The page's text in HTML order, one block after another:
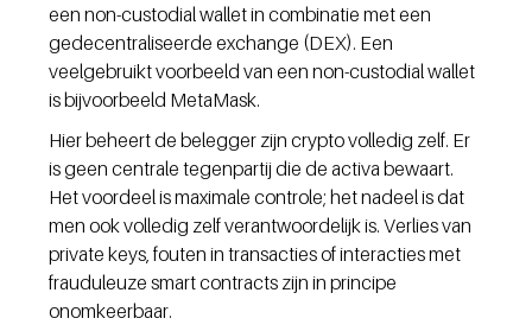
een non-custodial wallet in combinatie met een
gedecentraliseerde exchange (DEX). Een
veelgebruikt voorbeeld van een non-custodial wallet
is bijvoorbeeld MetaMask.
Hier beheert de belegger zijn crypto volledig zelf. Er
is geen centrale tegenpartij die de activa bewaart.
Het voordeel is maximale controle; het nadeel is dat
men ook volledig zelf verantwoordelijk is. Verlies van
private keys, fouten in transacties of interacties met
frauduleuze smart contracts zijn in principe
onomkeerbaar.